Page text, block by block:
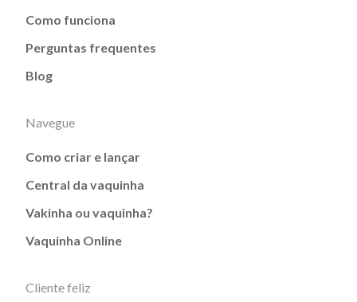
Como funciona
Perguntas frequentes
Blog
Navegue
Como criar e lançar
Central da vaquinha
Vakinha ou vaquinha?
Vaquinha Online
Cliente feliz